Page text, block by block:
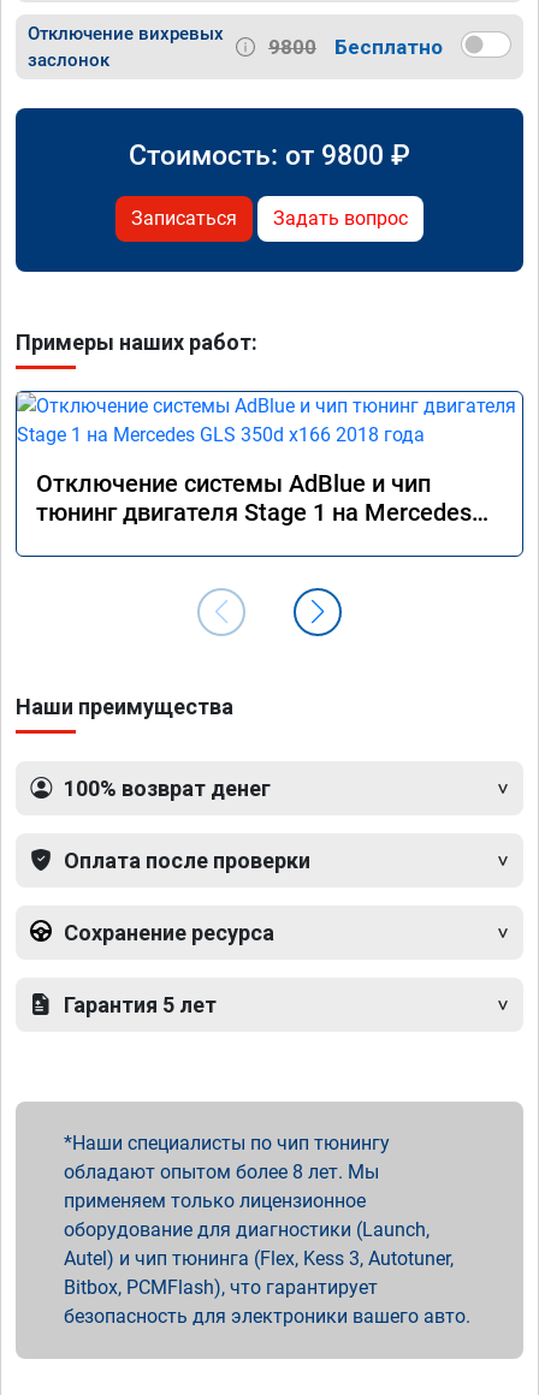
Отключение вихревых
заслонок
9800 Бесплатно
Стоимость: от 9800 ₽
Записаться Задать вопрос
Примеры наших работ:
Отключение системы AdBlue и чип
тюнинг двигателя Stage 1 на Mercedes
Наши преимущества
100% возврат денег
Оплата после проверки
Сохранение ресурса
Гарантия 5 лет
Наши специалисты по чип тюнингу
обладают опытом более 8 лет. Мы
применяем только лицензионное
оборудование для диагностики (Launch,
Autel) и чип тюнинга (Flex, Kess 3, Autotuner,
Bitbox, PCMFlash), что гарантирует
безопасность для электроники вашего авто.